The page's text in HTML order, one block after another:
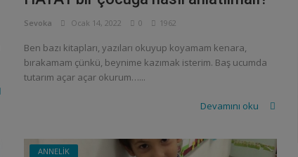
Sevoka Ocak 14, 2022 0 1962
Ben bazı kitapları, yazıları okuyup koyamam kenara,
bırakamam çünkü, beynime kazımak isterim. Baş ucumda
tutarım açar açar okurum…...
Devamını oku
ANNELİK